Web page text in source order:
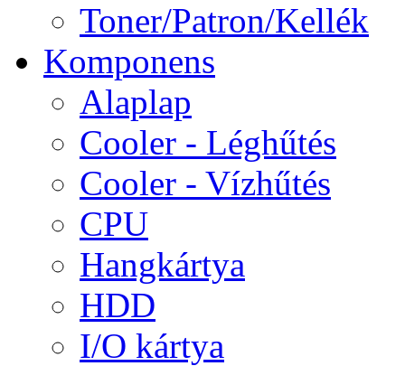
Toner/Patron/Kellék
Komponens
Alaplap
Cooler - Léghűtés
Cooler - Vízhűtés
CPU
Hangkártya
HDD
I/O kártya